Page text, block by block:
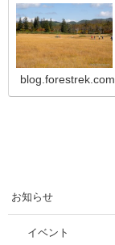
blog.forestrek.com
お知らせ
イベント